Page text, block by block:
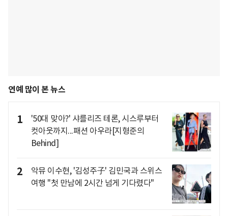
연예 많이 본 뉴스
1
'50대 맞아?' 샤를리즈 테론, 시스루부터
컷아웃까지...패션 아우라[지형준의
Behind]
2
악뮤 이수현, '김성주子' 김민국과 스위스
여행 "첫 만남에 2시간 넘게 기다렸다"